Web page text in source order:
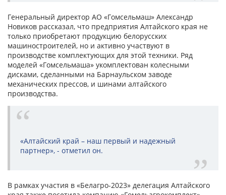
Генеральный директор АО «Гомсельмаш» Александр
Новиков рассказал, что предприятия Алтайского края не
только приобретают продукцию белорусских
машиностроителей, но и активно участвуют в
производстве комплектующих для этой техники. Ряд
моделей «Гомсельмаша» укомплектован колесными
дисками, сделанными на Барнаульском заводе
механических прессов, и шинами алтайского
производства.
«Алтайский край – наш первый и надежный
партнер», - отметил он.
В рамках участия в «Белагро-2023» делегация Алтайского